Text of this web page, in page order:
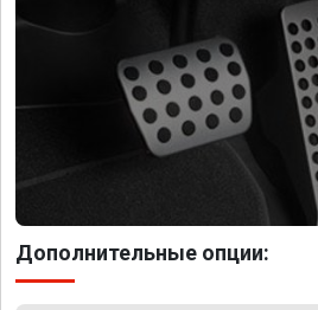
Дополнительные опции: